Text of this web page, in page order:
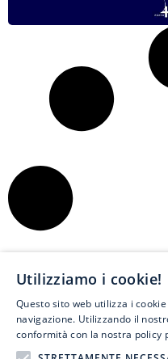
Utilizziamo i cookie!
Questo sito web utilizza i
navigazione. Utilizzando il
conformità con la nostra policy